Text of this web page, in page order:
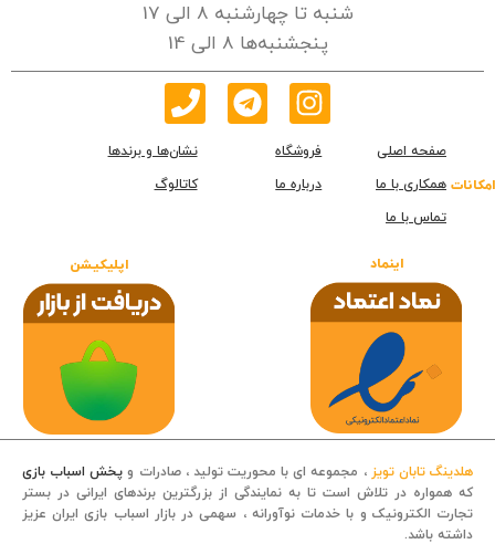
شنبه تا چهارشنبه 8 الی 17
پنجشنبه‌ها 8 الی 14
امکانات
صفحه اصلی فروشگاه
نشان‌ها و برندها
همکاری با ما
درباره ما
کاتالوگ
تماس با ما
اینماد اپلیکیشن
هلدینگ تابان تویز ، مجموعه ای با محوریت تولید ، صادرات و پخش اسباب بازی
که همواره در تلاش است تا به نمایندگی از بزرگترین برندهای ایرانی در بستر
تجارت الکترونیک و با خدمات نوآورانه ، سهمی در بازار اسباب بازی ایران عزیز
داشته باشد.